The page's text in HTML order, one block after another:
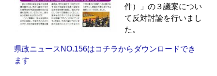
件）」の３議案につい
て反対討論を行いまし
た。
県政ニュースNO.156はコチラからダウンロードでき
ます